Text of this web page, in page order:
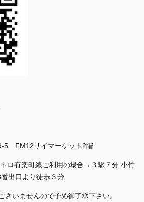
5 FM12サイマーケット2階
トロ有楽町線ご利用の場合→３駅７分 小竹
出口より徒歩３分
いませんので予め御了承下さい。